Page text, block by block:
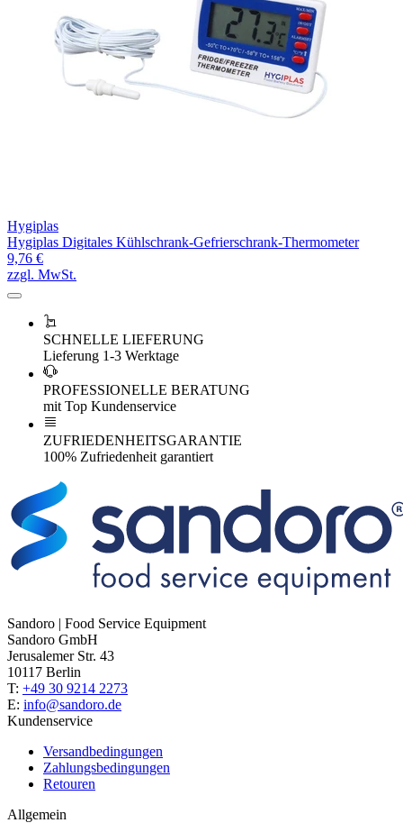
Hygiplas
Hygiplas Digitales Kühlschrank-Gefrierschrank-Thermometer
9,76 €
zzgl. MwSt.
SCHNELLE LIEFERUNG
Lieferung 1-3 Werktage
PROFESSIONELLE BERATUNG
mit Top Kundenservice
ZUFRIEDENHEITSGARANTIE
100% Zufriedenheit garantiert
Sandoro | Food Service Equipment
Sandoro GmbH
Jerusalemer Str. 43
10117 Berlin
T: +49 30 9214 2273
E: info@sandoro.de
Kundenservice
Versandbedingungen
Zahlungsbedingungen
Retouren
Allgemein